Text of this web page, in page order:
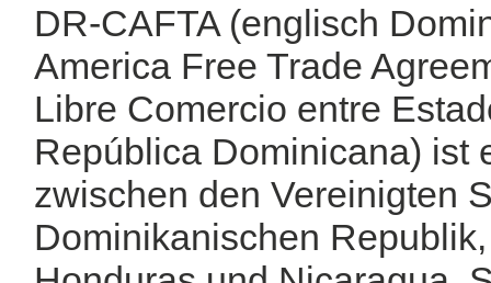
DR-CAFTA (englisch
America Free Trade
Libre Comercio entre
República Dominicana) ist
zwischen den Vereinigten
Dominikanischen